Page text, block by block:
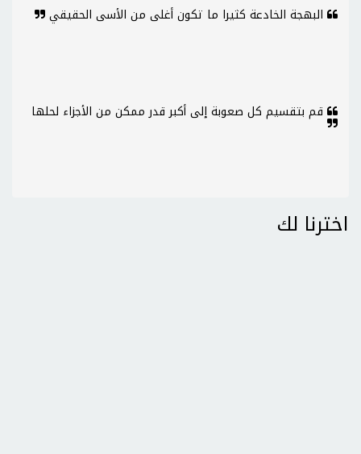
البهجة الخادعة كثيرا ما تكون أغلى من الأسى الحقيقي
قم بتقسيم كل صعوبة إلى أكبر قدر ممكن من الأجزاء لحلها
اخترنا لك